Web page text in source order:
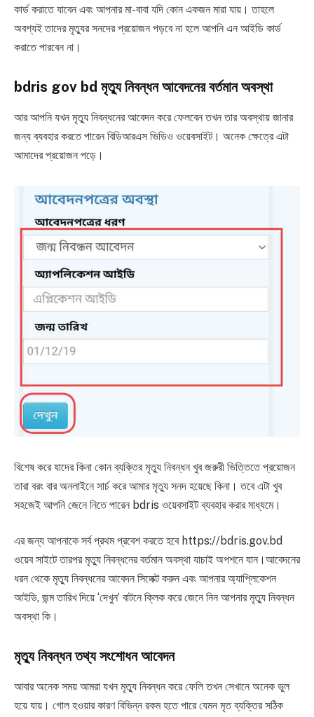
কার্ড করাতে যাবেন এবং আপনার মা-বাবা যদি কোন একজন মারা যায়। তাহলে
অবশ্যই তাদের মৃত্যুর সনদের প্রয়োজন পড়বে না হলে আপনি এন আইডি কার্ড
করাতে পারবেন না।
bdris gov bd মৃত্যু নিবন্ধন আবেদনের বর্তমান অবস্থা
আর আপনি যখন মৃত্যু নিবন্ধনের আবেদন করে ফেলবেন তখন তার অবস্থায় জানার
জন্য ব্যবহার করতে পারেন বিডিআরএস ভিডিও ওয়েবসাইট। অনেক ক্ষেত্রে এটা
আমাদের প্রয়োজন পড়ে।
বিশেষ করে যাদের কিনা কোন ব্যক্তির মৃত্যু নিবন্ধন খুব জরুরী ভিত্তিতে প্রয়োজন
তারা বরং বার অনলাইনে সার্চ করে আমার মৃত্যু সনদ হয়েছে কিনা। তবে এটা খুব
সহজেই আপনি জেনে নিতে পারেন bdris ওয়েবসাইট ব্যবহার করার মাধ্যমে।
এর জন্য আপনাকে সর্ব প্রথম প্রবেশ করতে হবে https://bdris.gov.bd
ওয়েব সাইটে তারপর মৃত্যু নিবন্ধনের বর্তমান অবস্থা যাচাই অপশনে যান।আবেদনের
ধরন থেকে মৃত্যু নিবন্ধনের আবেদন সিলেক্ট করুন এবং আপনার অ্যাপ্লিকেশন
আইডি, জন্ম তারিখ দিয়ে ‘দেখুন’‌ বাটনে ক্লিক করে জেনে নিন আপনার মৃত্যু নিবন্ধন
অবস্থা কি।
মৃত্যু নিবন্ধন তথ্য সংশোধন আবেদন
আবার অনেক সময় আমরা যখন মৃত্যু নিবন্ধন করে ফেলি তখন সেখানে অনেক ভুল
হয়ে যায়। গোল হওয়ার কারণ বিভিন্ন রকম হতে পারে যেমন মৃত ব্যক্তির সঠিক